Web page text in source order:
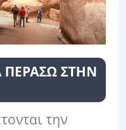
ΠΕΡΑΣΩ ΣΤΗΝ
την